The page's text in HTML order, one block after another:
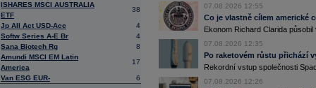
ISHARES MSCI AUSTRALIA
ETF
38
Jp All Act USD-Acc
4
Softw Series A-E Br
4
Sana Biotech Rg
8
Amundi MSCI EM Latin
America
17
Van ESG EUR- 6
13:04 Jedna z největších světových
procent v novém provozovateli
Nový společný podnik založí s
Bestsport O2 arenu a O2
investiční společnost, PPF dosud
Akciové podílové fondy za prvních
procenta, smíšené fondy 4,4
akciové fondy podle indexu
procenta a dluhopisové fondy 2,5
07.08.2026 12:55
Co je vlastně cílem americké
Ekonom Richard Clarida
07.08.2026 12:35
Po raketovém růstu přichází
Rekordní vstup společnosti
07.08.2026 12:26